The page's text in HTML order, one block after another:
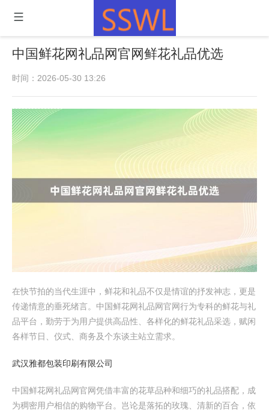
中国鲜花网礼品网官网鲜花礼品优选
时间：2026-05-30 13:26
在快节拍的当代生涯中，鲜花和礼品不仅是情谊的抒发神志，更是
传递情意的垂死绪言。中国鲜花网礼品网官网行为专科的鲜花与礼
品平台，勤劳于为用户提供高品性、各样化的鲜花礼品采选，赋闲
各样节日、仪式、商务及个东谈主站立需求。
武汉雅都包装印刷有限公司
中国鲜花网礼品网官网凭借丰富的花草品种和细巧的礼品搭配，成
为稠密用户相信的购物平台。岂论是落拓的玫瑰、清新的百合，依